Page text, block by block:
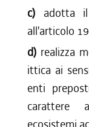
c) adotta
all'articolo
d) realizza
ittica ai
enti
carattere